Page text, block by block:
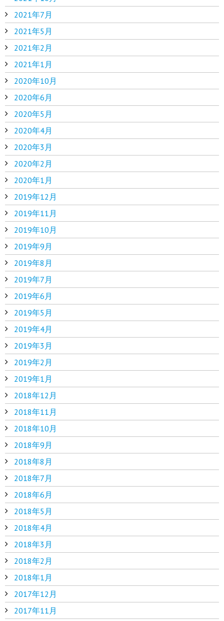
2021年7月
2021年5月
2021年2月
2021年1月
2020年10月
2020年6月
2020年5月
2020年4月
2020年3月
2020年2月
2020年1月
2019年12月
2019年11月
2019年10月
2019年9月
2019年8月
2019年7月
2019年6月
2019年5月
2019年4月
2019年3月
2019年2月
2019年1月
2018年12月
2018年11月
2018年10月
2018年9月
2018年8月
2018年7月
2018年6月
2018年5月
2018年4月
2018年3月
2018年2月
2018年1月
2017年12月
2017年11月